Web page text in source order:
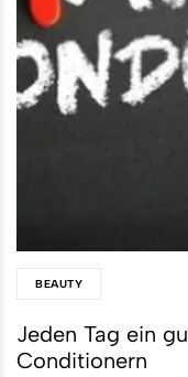
BEAUTY
Jeden Tag ein
Conditionern